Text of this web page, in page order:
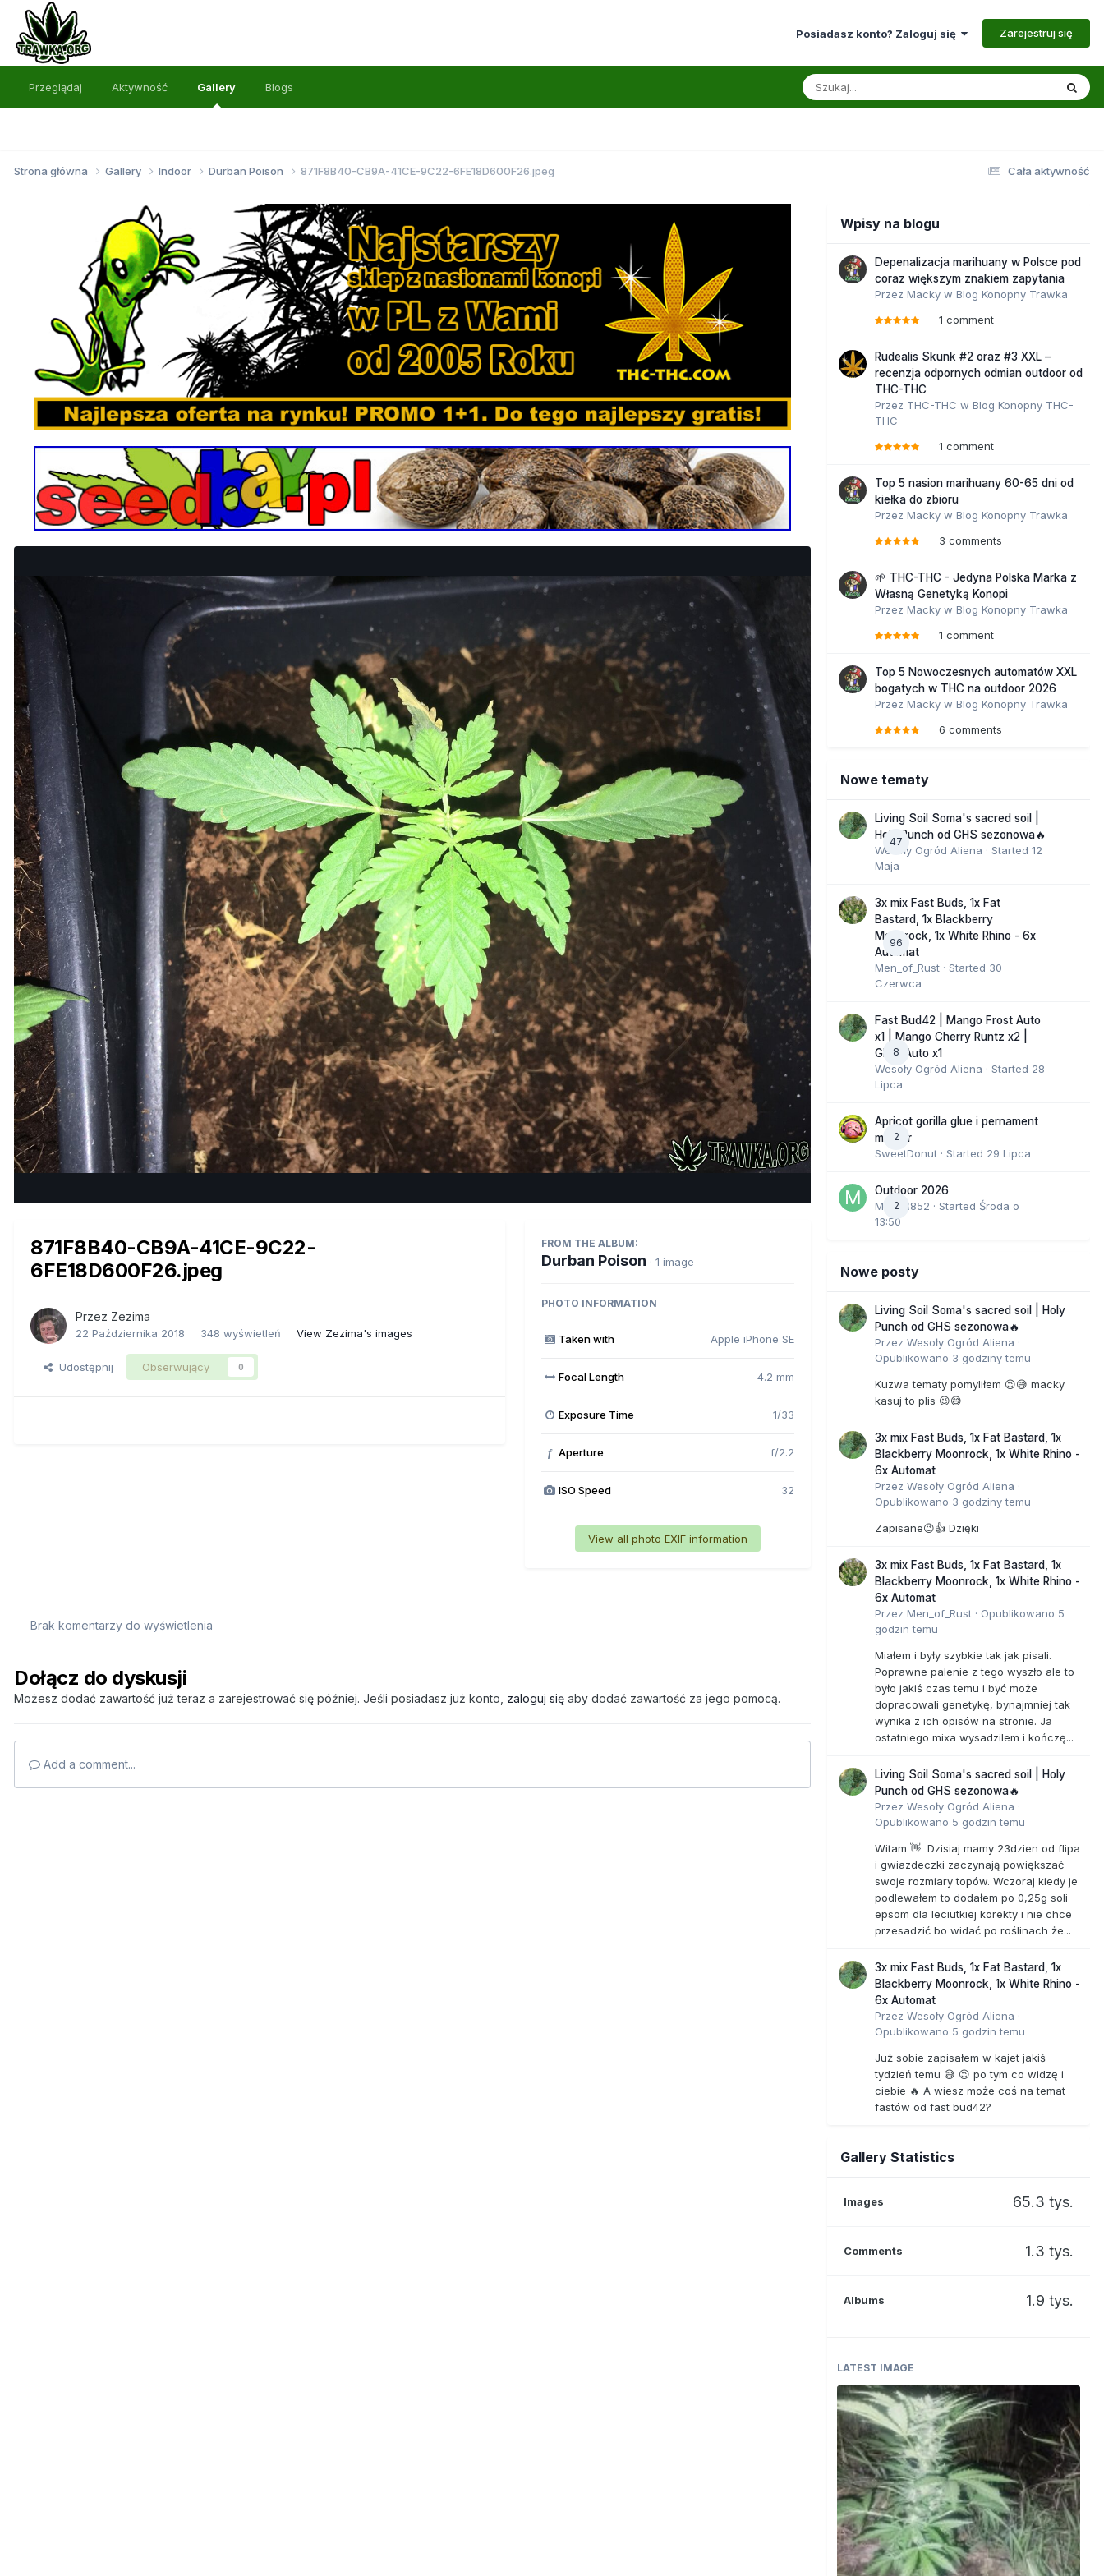
Posiadasz konto? Zaloguj się Zarejestruj się
Przeglądaj Aktywność Gallery Blogs
Cała aktywność
Strona główna Gallery Indoor Durban Poison 871F8B40-CB9A-41CE-9C22-6FE18D600F26.jpeg
Image Tools
871F8B40-CB9A-41CE-9C22-
6FE18D600F26.jpeg
Przez Zezima
22 Października 2018 348 wyświetleń View Zezima's images
Udostępnij Obserwujący 0
FROM THE ALBUM:
Durban Poison · 1 image
PHOTO INFORMATION
Taken with Apple iPhone SE
Focal Length 4.2 mm
Exposure Time 1/33
f Aperture f/2.2
ISO Speed 32
View all photo EXIF information
Brak komentarzy do wyświetlenia
Dołącz do dyskusji
Możesz dodać zawartość już teraz a zarejestrować się później. Jeśli posiadasz już konto, zaloguj się aby dodać zawartość za jego pomocą.
Add a comment...
Wpisy na blogu
Depenalizacja marihuany w Polsce pod
coraz większym znakiem zapytania
Przez Macky w Blog Konopny Trawka
1 comment
Rudealis Skunk #2 oraz #3 XXL –
recenzja odpornych odmian outdoor od
THC-THC
Przez THC-THC w Blog Konopny THC-
THC
1 comment
Top 5 nasion marihuany 60-65 dni od
kiełka do zbioru
Przez Macky w Blog Konopny Trawka
3 comments
🌱 THC-THC - Jedyna Polska Marka z
Własną Genetyką Konopi
Przez Macky w Blog Konopny Trawka
1 comment
Top 5 Nowoczesnych automatów XXL
bogatych w THC na outdoor 2026
Przez Macky w Blog Konopny Trawka
6 comments
Nowe tematy
47
Living Soil Soma's sacred soil |
Holy Punch od GHS sezonowa🔥
Wesoły Ogród Aliena · Started 12
Maja
96
3x mix Fast Buds, 1x Fat
Bastard, 1x Blackberry
Moonrock, 1x White Rhino - 6x
Automat
Men_of_Rust · Started 30
Czerwca
8
Fast Bud42 | Mango Frost Auto
x1 | Mango Cherry Runtz x2 |
GMO Auto x1
Wesoły Ogród Aliena · Started 28
Lipca
2
Apricot gorilla glue i pernament
marker
SweetDonut · Started 29 Lipca
2
Outdoor 2026
Marcel852 · Started Środa o
13:50
Nowe posty
Living Soil Soma's sacred soil | Holy
Punch od GHS sezonowa🔥
Przez Wesoły Ogród Aliena ·
Opublikowano 3 godziny temu
Kuzwa tematy pomyliłem 😉😅 macky
kasuj to plis 😉😅
3x mix Fast Buds, 1x Fat Bastard, 1x
Blackberry Moonrock, 1x White Rhino -
6x Automat
Przez Wesoły Ogród Aliena ·
Opublikowano 3 godziny temu
Zapisane😉👍 Dzięki
3x mix Fast Buds, 1x Fat Bastard, 1x
Blackberry Moonrock, 1x White Rhino -
6x Automat
Przez Men_of_Rust · Opublikowano 5
godzin temu
Miałem i były szybkie tak jak pisali.
Poprawne palenie z tego wyszło ale to
było jakiś czas temu i być może
dopracowali genetykę, bynajmniej tak
wynika z ich opisów na stronie. Ja
ostatniego mixa wysadzilem i kończę...
Living Soil Soma's sacred soil | Holy
Punch od GHS sezonowa🔥
Przez Wesoły Ogród Aliena ·
Opublikowano 5 godzin temu
Witam 👋 Dzisiaj mamy 23dzien od flipa
i gwiazdeczki zaczynają powiększać
swoje rozmiary topów. Wczoraj kiedy je
podlewałem to dodałem po 0,25g soli
epsom dla leciutkiej korekty i nie chce
przesadzić bo widać po roślinach że...
3x mix Fast Buds, 1x Fat Bastard, 1x
Blackberry Moonrock, 1x White Rhino -
6x Automat
Przez Wesoły Ogród Aliena ·
Opublikowano 5 godzin temu
Już sobie zapisałem w kajet jakiś
tydzień temu 😅 😉 po tym co widzę i
ciebie 🔥 A wiesz może coś na temat
fastów od fast bud42?
Gallery Statistics
Images 65.3 tys.
Comments 1.3 tys.
Albums 1.9 tys.
LATEST IMAGE